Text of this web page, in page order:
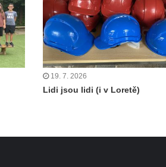
19. 7. 2026
Lidi jsou lidi (i v Loretě)